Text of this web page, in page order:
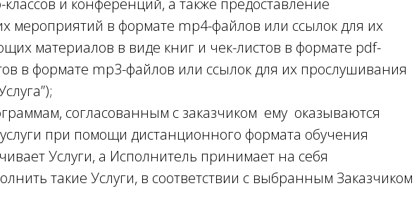
и конференций, а также предоставление
мероприятий в формате mp4-файлов или ссылок для их
материалов в виде книг и чек-листов в формате pdf-
в формате mp3-файлов или ссылок для их прослушивания
согласованным с заказчиком ему оказываются
при помощи дистанционного формата обучения
Услуги, а Исполнитель принимает на себя
такие Услуги, в соответствии с выбранным Заказчиком